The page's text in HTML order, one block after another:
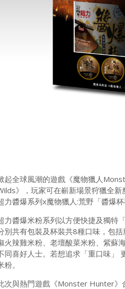
起全球風潮的遊戲《魔物獵人
》，玩家可在嶄新場景狩獵全
力醬爆系列x魔物獵人:荒野「醬爆杯
力醬爆米粉系列以方便快捷及獨特
別共有包裝及杯裝共8種口味，包
火辣雞米粉、老壇酸菜米粉、紫蘇
同喜好人士。若想追求「重口味」
粉。
次與熱門遊戲《Monster Hunter》